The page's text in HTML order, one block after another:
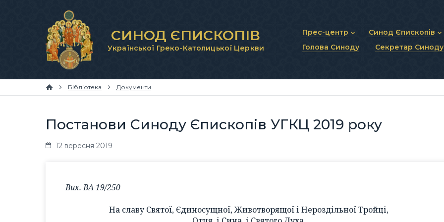
СИНОД ЄПИСКОПІВ
Української Греко-Католицької Церкви
Прес-центр
Новини та анонси
Синод Єпископів
Статут Синоду
Синодальні органи
Голова Синоду Секретар Синоду
Бібліотека Документи
Постанови Синоду Єпископів УГКЦ 2019 року
12 вересня 2019
Вих. ВА 19/250
На славу Святої, Єдиносущної, Животворящої і Нероздільної Тройці,